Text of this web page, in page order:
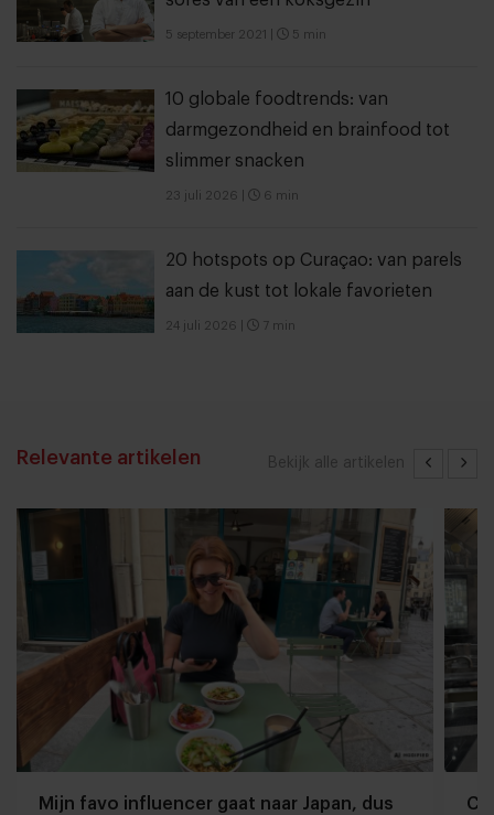
5 september 2021 5 min
10 globale foodtrends: van
darmgezondheid en brainfood tot
slimmer snacken
23 juli 2026 6 min
20 hotspots op Curaçao: van parels
aan de kust tot lokale favorieten
24 juli 2026 7 min
Bekijk alle artikelen
Relevante artikelen
Mijn favo influencer gaat naar Japan, dus